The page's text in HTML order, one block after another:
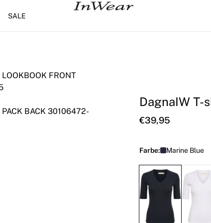
SALE
DagnaIW T-
€39,95
Farbe: Marine Blue